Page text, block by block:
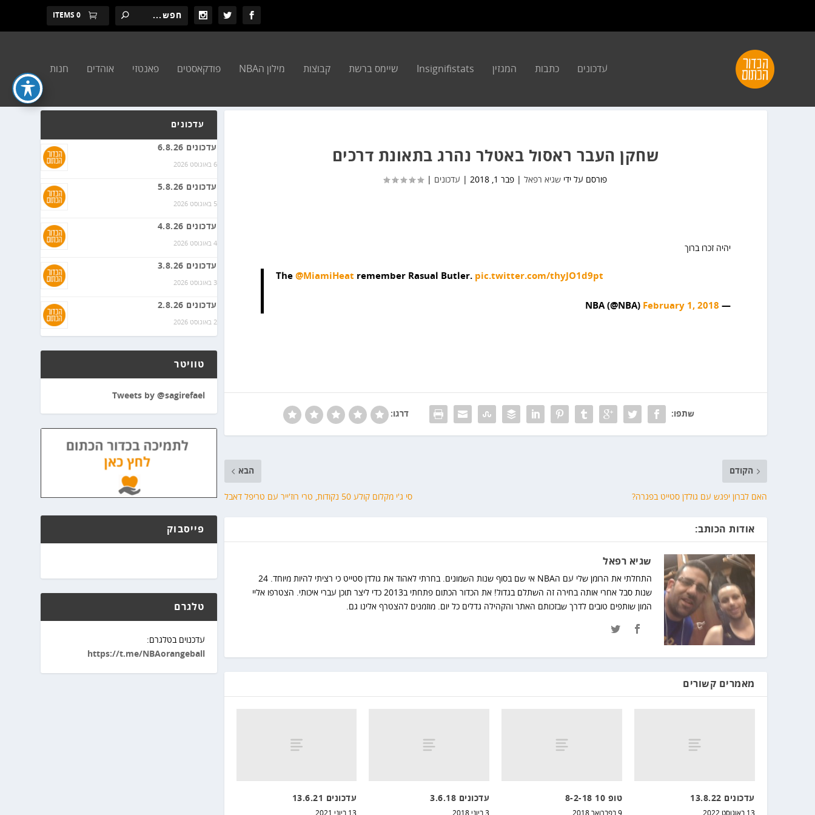
0 ITEMS
עדכונים כתבות המגזין Insignifistats שיימס ברשת קבוצות מילון הNBA פודקאסטים פאנטזי אוהדים חנות
שחקן העבר ראסול באטלר נהרג בתאונת דרכים
פורסם על ידישגיא רפאל |פבר 1, 2018 עדכונים |
יהיה זכרו ברוך
The @MiamiHeat remember Rasual Butler. pic.twitter.com/thyJO1d9pt
— NBA (@NBA)
February 1, 2018
שתפו: דרגו:
הקודם
האם לברון יפגש עם גולדן סטייט בפגרה?
הבא
סי ג'י מקלום קולע 50 נקודות, טרי רוז'ייר עם טריפל דאבל
אודות הכותב:
שגיא רפאל
התחלתי את הרומן שלי עם הNBA אי שם בסוף שנות השמונים. בחרתי לאהוד את גולדן סטייט כי רציתי להיות מיוחד. 24
שנות סבל אחרי אותה בחירה זה השתלם בגדול! את הכדור הכתום פתחתי ב2013 כדי ליצר תוכן עברי איכותי. הצטרפו אליי
המון שותפים טובים לדרך שבזכותם האתר והקהילה גדלים כל יום. מוזמנים להצטרף אלינו גם.
מאמרים קשורים
עדכונים 13.8.22 טופ 10 8-2-18 עדכונים 3.6.18 עדכונים 13.6.21
עדכונים
עדכונים 6.8.26
6 באוגוסט 2026
עדכונים 5.8.26
5 באוגוסט 2026
עדכונים 4.8.26
4 באוגוסט 2026
עדכונים 3.8.26
3 באוגוסט 2026
עדכונים 2.8.26
2 באוגוסט 2026
טוויטר
Tweets by @sagirefael
פייסבוק
טלגרם
עדכנוים בטלגרם:
https://t.me/NBAorangeball